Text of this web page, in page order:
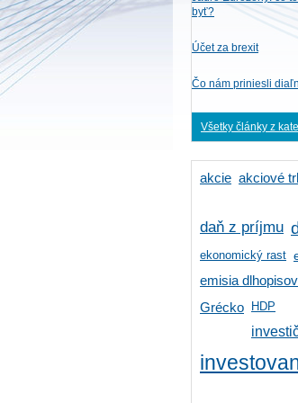
byť?
Účet za brexit
Čo nám priniesli
Všetky články z
akcie akciové
daň z príjmu
ekonomický rast
emisia dlhopisov
Grécko HDP